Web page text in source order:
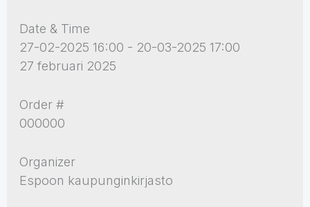
Date & Time
27-02-2025 16:00 - 20-03-2025 17:00
27 februari 2025
Order #
000000
Organizer
Espoon kaupunginkirjasto